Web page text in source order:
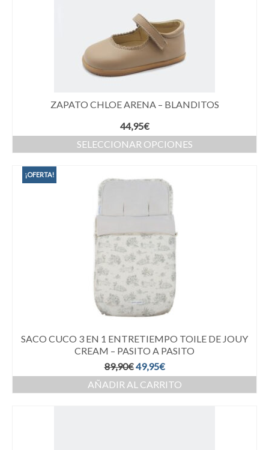
ZAPATO CHLOE ARENA – BLANDITOS
44,95€
SELECCIONAR OPCIONES
¡OFERTA!
SACO CUCO 3 EN 1 ENTRETIEMPO TOILE DE JOUY
CREAM – PASITO A PASITO
89,90€49,95€
AÑADIR AL CARRITO